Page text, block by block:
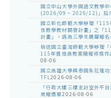
國立中山大學外國語文教學
(2026/09 ~ 2026/12)」招
國立彰化師範大學辦理「
性教學教材開發計畫」之「
計畫」，請高三學生踴躍報名
檢送國立臺灣師範大學辦理
115年普技高教案簡報得獎
08-06
國立高雄大學與泰國朱拉隆
TFL2026-08-06
「行政大樓三樓主計室外平
商報價單2026-08-06